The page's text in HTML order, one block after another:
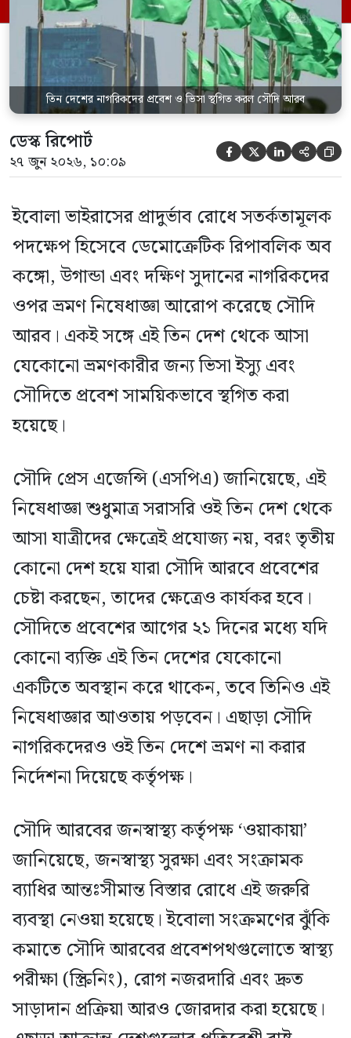
জানিয়েছে, এই নিষেধাজ্ঞা শুধুমাত্র সরাসরি ওই
তিন দেশ থেকে […]
তিন দেশের নাগরিকদের প্রবেশ ও ভিসা স্থগিত করল সৌদি আরব
ডেস্ক রিপোর্ট
২৭ জুন ২০২৬, ১০:০৯     
ইবোলা ভাইরাসের প্রাদুর্ভাব রোধে সতর্কতামূলক
পদক্ষেপ হিসেবে ডেমোক্রেটিক রিপাবলিক অব
কঙ্গো, উগান্ডা এবং দক্ষিণ সুদানের নাগরিকদের
ওপর ভ্রমণ নিষেধাজ্ঞা আরোপ করেছে সৌদি
আরব। একই সঙ্গে এই তিন দেশ থেকে আসা
যেকোনো ভ্রমণকারীর জন্য ভিসা ইস্যু এবং
সৌদিতে প্রবেশ সাময়িকভাবে স্থগিত করা
হয়েছে।
সৌদি প্রেস এজেন্সি (এসপিএ) জানিয়েছে, এই
নিষেধাজ্ঞা শুধুমাত্র সরাসরি ওই তিন দেশ থেকে
আসা যাত্রীদের ক্ষেত্রেই প্রযোজ্য নয়, বরং তৃতীয়
কোনো দেশ হয়ে যারা সৌদি আরবে প্রবেশের
চেষ্টা করছেন, তাদের ক্ষেত্রেও কার্যকর হবে।
সৌদিতে প্রবেশের আগের ২১ দিনের মধ্যে যদি
কোনো ব্যক্তি এই তিন দেশের যেকোনো
একটিতে অবস্থান করে থাকেন, তবে তিনিও এই
নিষেধাজ্ঞার আওতায় পড়বেন। এছাড়া সৌদি
নাগরিকদেরও ওই তিন দেশে ভ্রমণ না করার
নির্দেশনা দিয়েছে কর্তৃপক্ষ।
সৌদি আরবের জনস্বাস্থ্য কর্তৃপক্ষ ‘ওয়াকায়া’
জানিয়েছে, জনস্বাস্থ্য সুরক্ষা এবং সংক্রামক
ব্যাধির আন্তঃসীমান্ত বিস্তার রোধে এই জরুরি
ব্যবস্থা নেওয়া হয়েছে। ইবোলা সংক্রমণের ঝুঁকি
কমাতে সৌদি আরবের প্রবেশপথগুলোতে স্বাস্থ্য
পরীক্ষা (স্ক্রিনিং), রোগ নজরদারি এবং দ্রুত
সাড়াদান প্রক্রিয়া আরও জোরদার করা হয়েছে।